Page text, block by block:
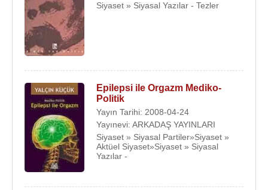
Siyaset » Siyasal Yazılar - Tezler
Epilepsi ile Orgazm Mediko-
Politik
Yayın Tarihi: 2008-04-24
Yayınevi: ARKADAŞ YAYINLARI
Siyaset » Siyasal Partiler»Siyaset »
Aktüel Siyaset»Siyaset » Siyasal
Yazılar -